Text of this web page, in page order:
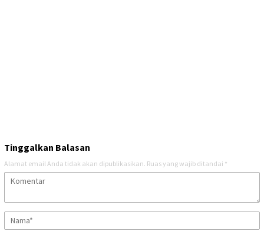
Tinggalkan Balasan
Alamat email Anda tidak akan dipublikasikan. Ruas yang wajib ditandai *